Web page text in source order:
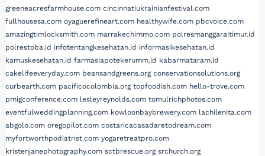
greeneacresfarmhouse.com cincinnatiukrainianfestival.com
fullhousesa.com oyaguerefineart.com healthywife.com pbcvoice.com
amazingtimlocksmith.com marrakechimmo.com polresmanggaraitimur.id
polrestoba.id infotentangkesehatan.id informasikesehatan.id
kamuskesehatan.id farmasiapotekerumm.id kabarmataram.id
cakelifeeveryday.com beansandgreens.org conservationsolutions.org
curbearth.com pacificocolombia.org topfoodish.com hello-trove.com
pmigconference.com lesleyreynolds.com tomulrichphotos.com
eventfulweddingplanning.com kowloonbaybrewery.com lachilenita.com
abgolo.com oregopilot.com costaricacasadaretodream.com
myfortworthpodiatrist.com yogaretreatpro.com
kristenjanephotography.com sctbrescue.org srchurch.org